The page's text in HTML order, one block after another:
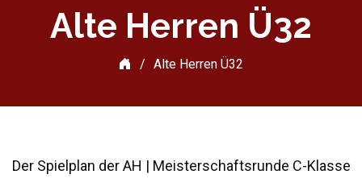
Alte Herren Ü32
Alte Herren Ü32
Der Spielplan der AH | Meisterschaftsrunde C-Klasse